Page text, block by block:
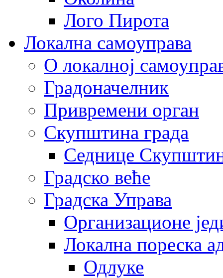
Лого Пирота
Локална самоуправа
О локалној
Градоначелник
Привремени орган
Скупштина града
Седнице
Градско веће
Градска Управа
Организационе
Локална пореска
Одлуке